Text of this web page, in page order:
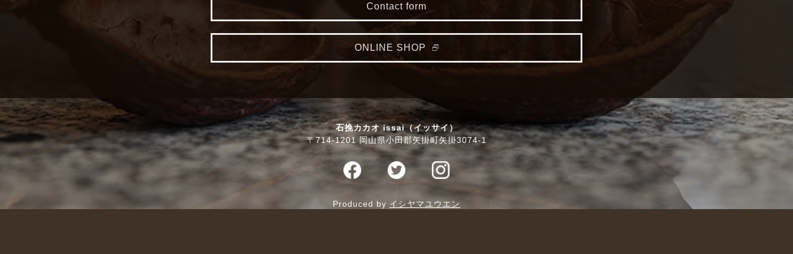
Contact form
ONLINE SHOP
石挽カカオ issai（イッサイ）
〒714-1201 岡山県小田郡矢掛町矢掛3074-1
Produced by イシヤマユウエン